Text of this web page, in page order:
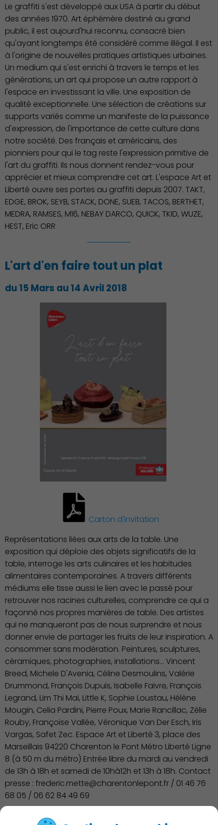
Publication des actes
Le graffiti s'est développé aux USA à partir du début
des années 1970. Art éphémère destiné au grand
public, il est aujourd'hui reconnu, consacré bien
qu'ayant longtemps été considéré comme illégal. Il est
à l'origine de nouvelles pratiques artistiques urbaines.
Un medium qui s'est enrichi à travers le temps et les
générations, un art qui propose un autre rapport à
l'espace en investissant la ville. Une exposition de
qualité exceptionnelle. Une sélection de créations sur
supports variés comme un manifeste de la puissance
d'expression, de l'importance de cette culture dans
notre société. Des français et américains, des
pionniers pour qui le tag reste l'expression primitive de
l'art du graffiti. Ils nous donnent rendez-vous pour
apprécier et mieux comprendre cet art. L'espace Art et
Liberté ouvre ses portes au graffiti depuis 2007. TAKT,
EDGE, BROK, SEYB, STACK, DONE, SUEB, TACOS, BERTHET,
MEDRA, RAMSES, M16, NEBAY DARCO, QUICK, TKID, WUZE,
HEST, Eric ORR
L'art d'en faire tout un plat
du 15 Mars au 14 Avril 2018
Carton d'invitation
Représentations liées aux arts de la table. Une
exposition qui déploie des objets significatifs de la
table, interroge les arts culinaires et les habitudes
alimentaires contemporaines. A travers différents
médiums elle tisse aussi le lien avec le passé pour
retrouver nos racines culturelles, comprendre ce qui a
façonné nos propres manières de table. Des artistes
qui ne manqueront pas de nous surprendre et nous
donner envie de partager les fruits de leur inspiration. A
consommer sans modération. Peintures, sculptures,
céramiques, photographies, installations... Vincent
Breed, Michele D'Avenia, Céline Desmoulins, Valérie
Drummond, François Dupuis, Isabelle Faivre, François
Legrand, Lim Thi Mai, Little K, Sophie Loustau, Hélène
Mougin, Celia Pardini, Pierre Poux, Marie Rancillac, Zélie
Rouby, Françoise Vallée, Véronique Van Der Esch, Iris
Vargas, Safet Zec. Espace Art et Liberté 3, place des
Marseillais 94220 Charenton le Pont Métro Liberté Ligne
8 (à 50 m du métro) Entrée libre du mardi au vendredi
de 13h à 18h et samedi de 10hà12h et 13h à 18h. Contact
presse : frederic.mette@charentonlepont.fr / 01 46 76
68 05 / 06 62 84 49 69